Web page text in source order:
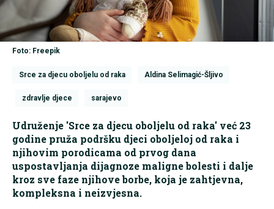
Foto: Freepik
Srce za djecu oboljelu od raka Aldina Selimagić-Šljivo
zdravlje djece sarajevo
Udruženje 'Srce za djecu oboljelu od raka' već 23
godine pruža podršku djeci oboljeloj od raka i
njihovim porodicama od prvog dana
uspostavljanja dijagnoze maligne bolesti i dalje
kroz sve faze njihove borbe, koja je zahtjevna,
kompleksna i neizvjesna.